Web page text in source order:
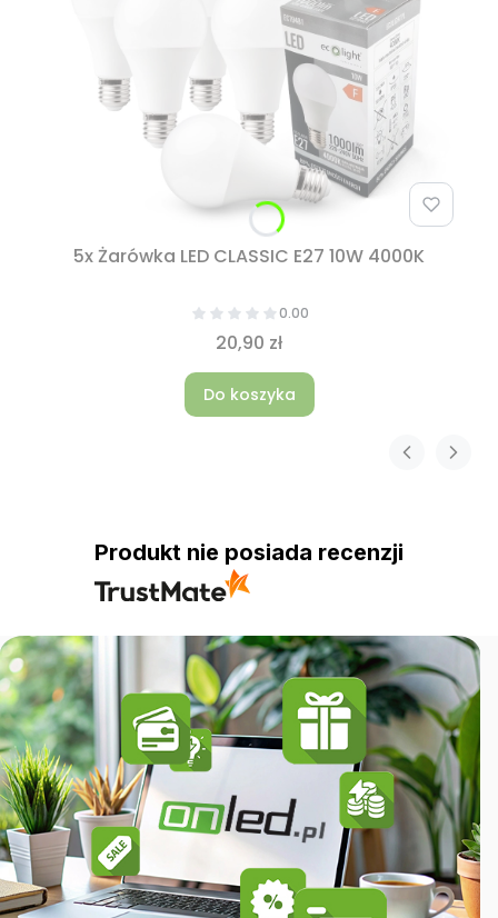
5x Żarówka LED CLASSIC E27 10W 4000K
0.00
20,90 zł
Do koszyka
Produkt nie posiada recenzji